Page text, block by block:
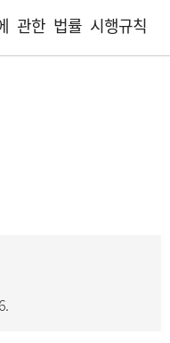
관한 법률 시행규칙